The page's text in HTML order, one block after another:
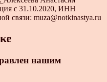
с 31.10.2020, ИНН
связи: muza@notkinastya.ru
нашим